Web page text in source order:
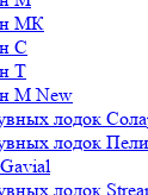
МК
С
Т
М New
лодок
лодок
лодок